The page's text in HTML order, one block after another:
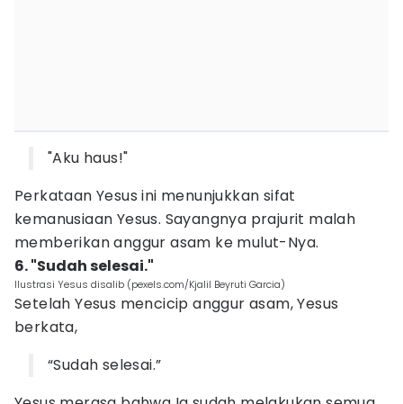
"Aku haus!"
Perkataan Yesus ini menunjukkan sifat
kemanusiaan Yesus. Sayangnya prajurit malah
memberikan anggur asam ke mulut-Nya.
6. "Sudah selesai."
Ilustrasi Yesus disalib (pexels.com/Kjalil Beyruti Garcia)
Setelah Yesus mencicip anggur asam, Yesus
berkata,
“Sudah selesai.”